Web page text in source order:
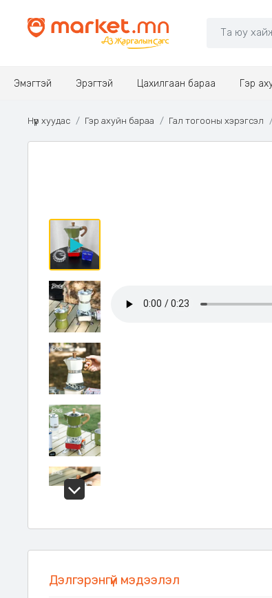
Эмэгтэй Эрэгтэй Цахилгаан бараа Гэр
Нүүр хуудас Гэр ахуйн бараа Гал тогооны хэрэгсэл
Дэлгэрэнгүй мэдээлэл